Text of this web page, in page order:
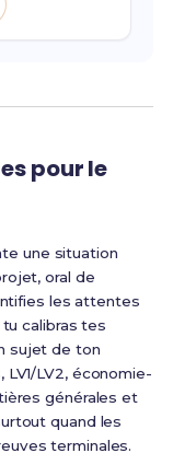
pour le
une situation
oral de
les attentes
calibras tes
sujet de ton
LV2, économie-
générales et
quand les
terminales.